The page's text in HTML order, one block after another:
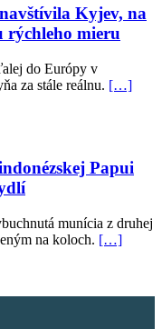
Kyjev, na
mieru
do Európy v
za stále reálnu. […]
Papui
munícia z druhej
na koloch. […]